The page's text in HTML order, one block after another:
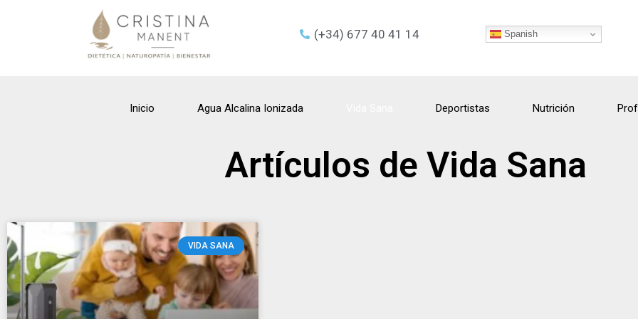
(+34) 677 40 41 14 Spanish
Inicio Agua Alcalina Ionizada Deportistas Nutrición
Artículos de Vida Sana
VIDA SANA